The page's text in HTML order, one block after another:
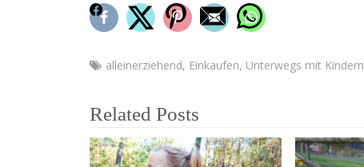
FACEBOOKTWITTER PINTERESTEMAIL
alleinerziehend, Einkaufen, Unterwegs mit Kindern
Related Posts